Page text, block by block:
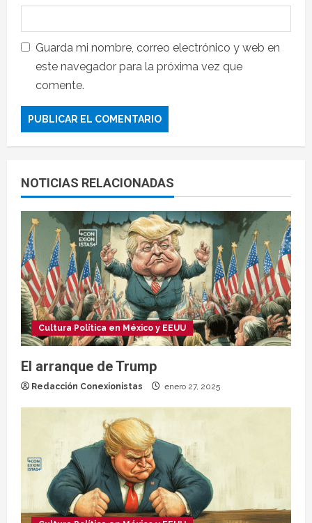
Guarda mi nombre, correo electrónico y web en
este navegador para la próxima vez que
comente.
NOTICIAS RELACIONADAS
Cultura Política en México y EEUU
El arranque de Trump
Redacción Conexionistas enero 27, 2025